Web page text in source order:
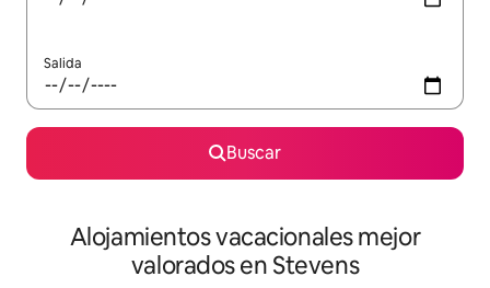
Salida
Buscar
Alojamientos vacacionales mejor
valorados en Stevens